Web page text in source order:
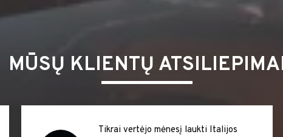
MŪSŲ KLIENTŲ
Tikrai vertėjo mėnesį laukti Italijos